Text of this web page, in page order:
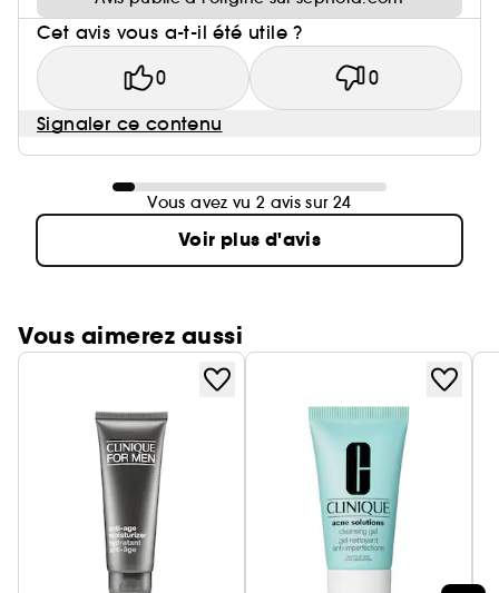
Cet avis vous a-t-il été utile ?
0 0
Signaler ce contenu
Vous avez vu 2 avis sur 24
Voir plus d'avis
Vous aimerez aussi